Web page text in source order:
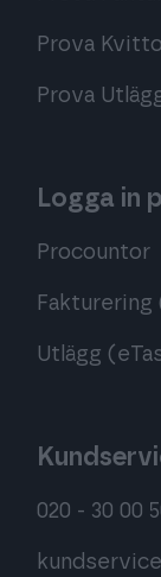
Prova
Prova
Logga in
Procountor
Utlägg
020 - 30 00